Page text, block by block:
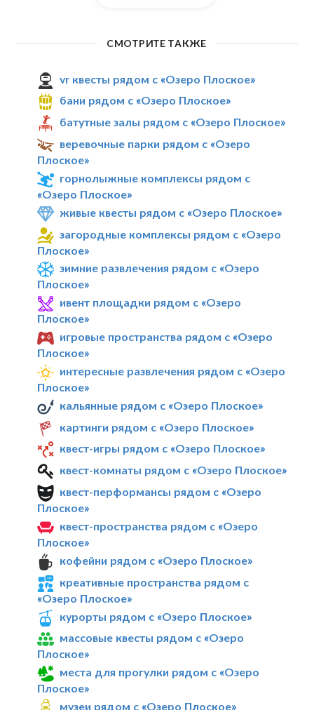
СМОТРИТЕ ТАКЖЕ
vr квесты рядом с «Озеро Плоское»
бани рядом с «Озеро Плоское»
батутные залы рядом с «Озеро Плоское»
веревочные парки рядом с «Озеро
Плоское»
горнолыжные комплексы рядом с
«Озеро Плоское»
живые квесты рядом с «Озеро Плоское»
загородные комплексы рядом с «Озеро
Плоское»
зимние развлечения рядом с «Озеро
Плоское»
ивент площадки рядом с «Озеро
Плоское»
игровые пространства рядом с «Озеро
Плоское»
интересные развлечения рядом с «Озеро
Плоское»
кальянные рядом с «Озеро Плоское»
картинги рядом с «Озеро Плоское»
квест-игры рядом с «Озеро Плоское»
квест-комнаты рядом с «Озеро Плоское»
квест-перформансы рядом с «Озеро
Плоское»
квест-пространства рядом с «Озеро
Плоское»
кофейни рядом с «Озеро Плоское»
креативные пространства рядом с
«Озеро Плоское»
курорты рядом с «Озеро Плоское»
массовые квесты рядом с «Озеро
Плоское»
места для прогулки рядом с «Озеро
Плоское»
музеи рядом с «Озеро Плоское»